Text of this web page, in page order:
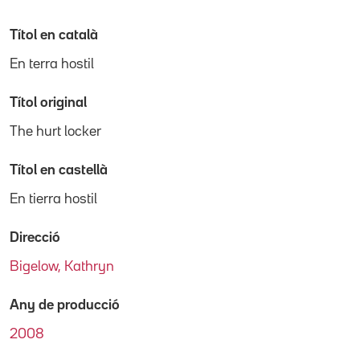
Títol en català
En terra hostil
Títol original
The hurt locker
Títol en castellà
En tierra hostil
Direcció
Bigelow, Kathryn
Any de producció
2008